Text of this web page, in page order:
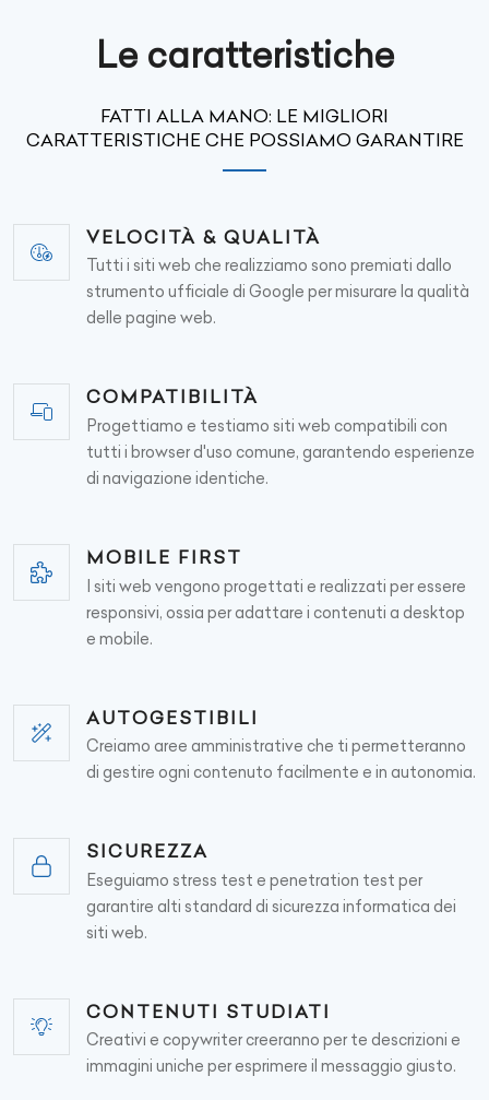
Le caratteristiche
FATTI ALLA MANO: LE MIGLIORI
CARATTERISTICHE CHE POSSIAMO GARANTIRE
VELOCITÀ & QUALITÀ
Tutti i siti web che realizziamo sono premiati dallo
strumento ufficiale di Google per misurare la qualità
delle pagine web.
COMPATIBILITÀ
Progettiamo e testiamo siti web compatibili con
tutti i browser d'uso comune, garantendo esperienze
di navigazione identiche.
MOBILE FIRST
I siti web vengono progettati e realizzati per essere
responsivi, ossia per adattare i contenuti a desktop
e mobile.
AUTOGESTIBILI
Creiamo aree amministrative che ti permetteranno
di gestire ogni contenuto facilmente e in autonomia.
SICUREZZA
Eseguiamo stress test e penetration test per
garantire alti standard di sicurezza informatica dei
siti web.
CONTENUTI STUDIATI
Creativi e copywriter creeranno per te descrizioni e
immagini uniche per esprimere il messaggio giusto.